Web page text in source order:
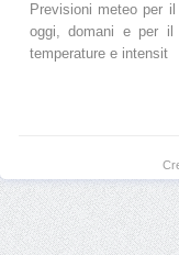
Previsioni meteo per
oggi, domani e per il
temperature e intensit